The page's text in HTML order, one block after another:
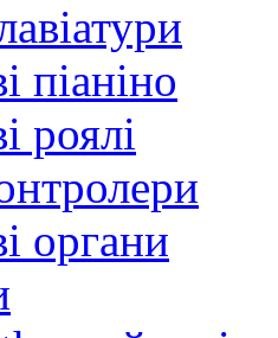
піаніно
роялі
органи